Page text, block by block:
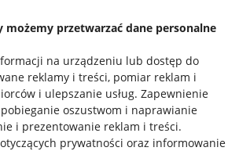
możemy przetwarzać dane personalne
na urządzeniu lub dostęp do
reklamy i treści, pomiar reklam i
i ulepszanie usług. Zapewnienie
oszustwom i naprawianie
i prezentowanie reklam i treści.
prywatności oraz informowanie
kupujących